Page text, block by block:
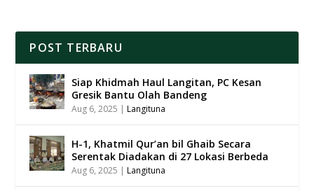
POST TERBARU
Siap Khidmah Haul Langitan, PC Kesan
Gresik Bantu Olah Bandeng
Aug 6, 2025 |Langituna
H-1, Khatmil Qur’an bil Ghaib Secara
Serentak Diadakan di 27 Lokasi Berbeda
Aug 6, 2025 |Langituna